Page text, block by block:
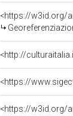
<https://w3id.org/
<http://
<https://w3id.org/